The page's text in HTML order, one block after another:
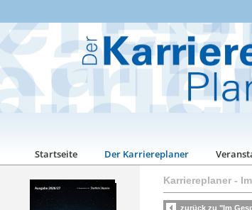
Startseite Der Karriereplaner
Karriereplaner -
zurück zu "Im